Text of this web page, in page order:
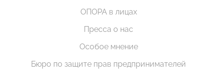
ОПОРА в лицах
Пресса о нас
Особое мнение
Бюро по защите прав предпринимателей